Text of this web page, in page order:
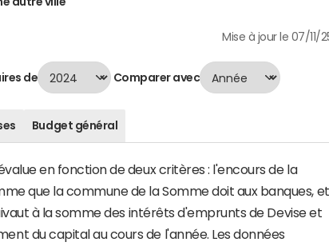
Mise à jour le 07/11/
de Comparer avec
Budget général
en fonction de deux critères : l'encours de la
que la commune de la Somme doit aux banques, et
à la somme des intérêts d'emprunts de Devise et
du capital au cours de l'année. Les données